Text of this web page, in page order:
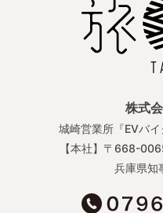
株式
城崎営業所『EVバ
【本社】〒668-
兵庫県知